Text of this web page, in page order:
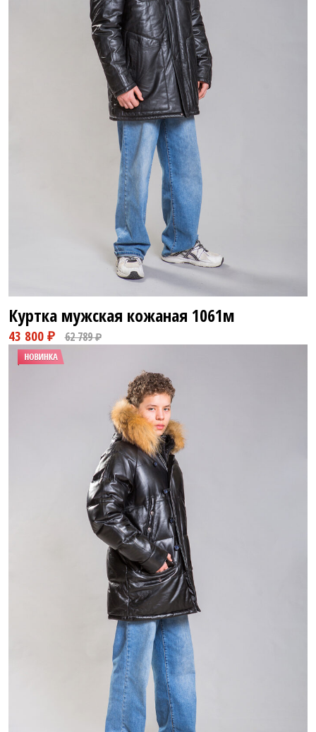
58 800 ₽ 82 800 ₽
Куртка мужская кожаная 1061м